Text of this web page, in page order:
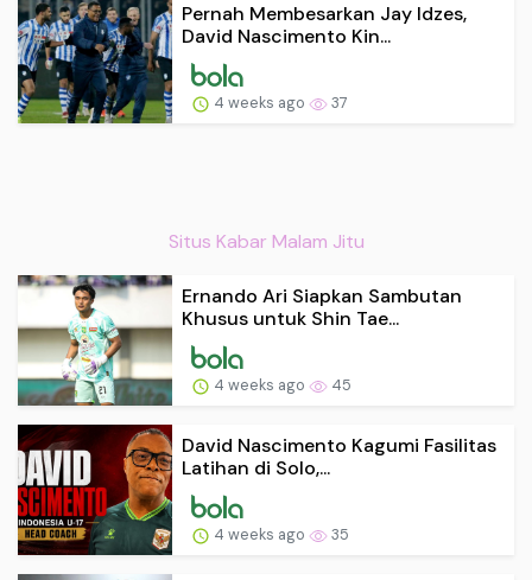
Pernah Membesarkan Jay Idzes,
David Nascimento Kin...
4 weeks ago 37
Situs Kabar Malam Jitu
Ernando Ari Siapkan Sambutan
Khusus untuk Shin Tae...
4 weeks ago 45
David Nascimento Kagumi Fasilitas
Latihan di Solo,...
4 weeks ago 35